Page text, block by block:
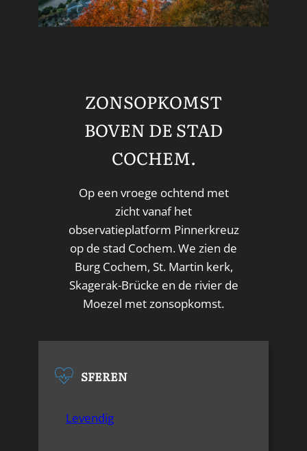
ZONSOPKOMST
BOVEN DE STAD
COCHEM.
Op een vroege ochtend met
zicht vanaf het
observatieplatform Pinnerkreuz
op de stad Cochem. We zien de
Burg Cochem, St. Martin kerk,
Skagerak-Brücke en de rivier de
Moezel met zonsopkomst.
SFEREN
Levendig